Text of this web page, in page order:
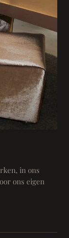
in ons
ons eigen